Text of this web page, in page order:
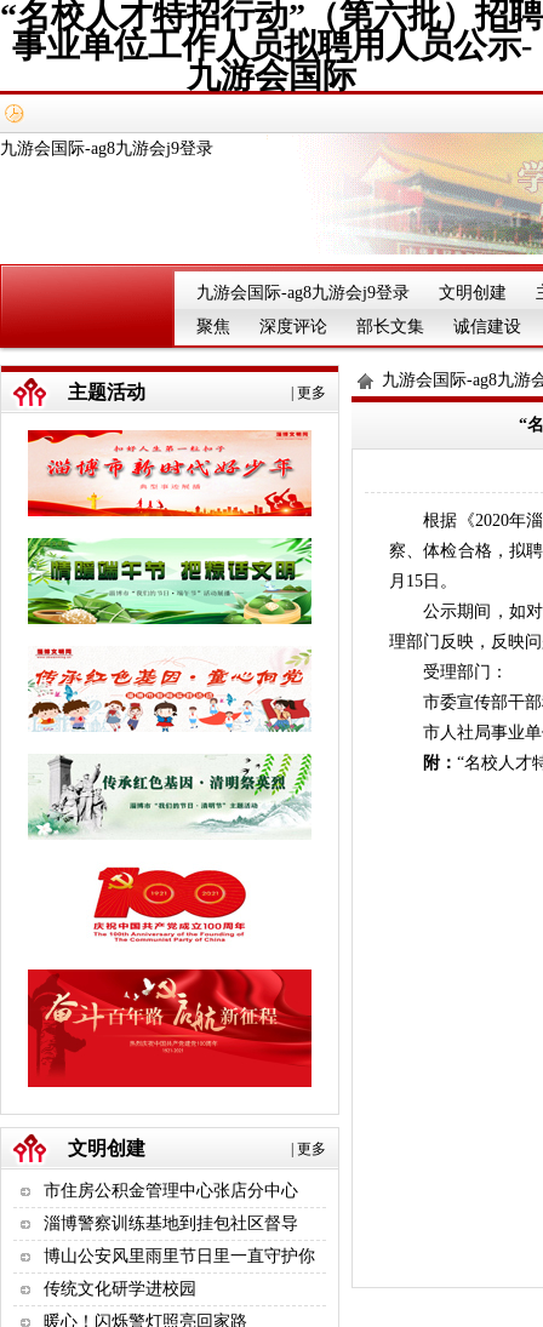
“名校人才特招行动”（第六批）招聘
事业单位工作人员拟聘用人员公示-
九游会国际
九游会国际-ag8九游会j9登录
九游会国际-ag8九游会j9登录 文明创建
聚焦
深度评论 部长文集 诚信建设
更多
主题活动
更多
文明创建
市住房公积金管理中心张店分中心
淄博警察训练基地到挂包社区督导
博山公安风里雨里节日里一直守护你
传统文化研学进校园
暖心！闪烁警灯照亮回家路
九游会国际-ag8九游
“
根据《2020年淄
察、体检合格，拟
月15日。
公示期间，如对
理部门反映，反映
受理部门：
市委宣传部干部
市人社局事业单
附 ： “名校人才